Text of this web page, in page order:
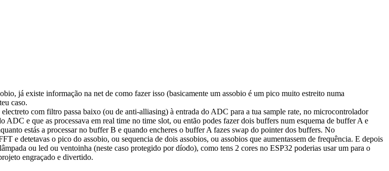
já existe informação na net de como fazer isso (basicamente um assobio é um pico muito estreito numa
caso.
com filtro passa baixo (ou de anti-alliasing) à entrada do ADC para a tua sample rate, no microcontrolador
ADC e que as processava em real time no time slot, ou então podes fazer dois buffers num esquema de buffer A e
estás a processar no buffer B e quando encheres o buffer A fazes swap do pointer dos buffers. No
e detetavas o pico do assobio, ou sequencia de dois assobios, ou assobios que aumentassem de frequência. E depois
ou led ou ventoinha (neste caso protegido por díodo), como tens 2 cores no ESP32 poderias usar um para o
engraçado e divertido.